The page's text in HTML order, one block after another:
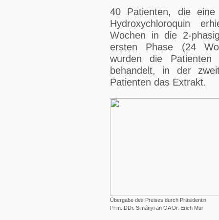
40 Patienten, die eine
Hydroxychloroquin
Wochen in die 2-
ersten Phase (24
wurden die
behandelt, in der
Patienten das Extrakt.
Übergabe des Preises durch Präsidentin
Prim. DDr. Simányi an OA Dr. Erich Mur